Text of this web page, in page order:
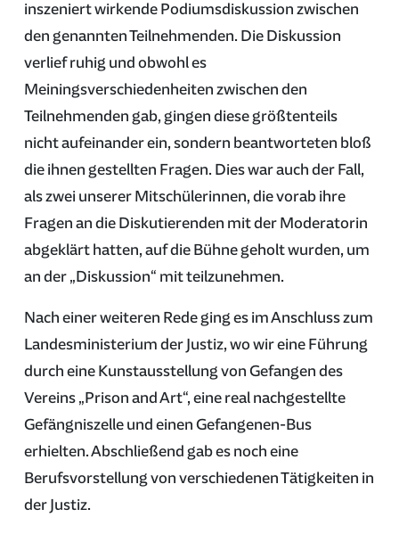
inszeniert wirkende Podiumsdiskussion zwischen
den genannten Teilnehmenden. Die Diskussion
verlief ruhig und obwohl es
Meiningsverschiedenheiten zwischen den
Teilnehmenden gab, gingen diese größtenteils
nicht aufeinander ein, sondern beantworteten bloß
die ihnen gestellten Fragen. Dies war auch der Fall,
als zwei unserer Mitschülerinnen, die vorab ihre
Fragen an die Diskutierenden mit der Moderatorin
abgeklärt hatten, auf die Bühne geholt wurden, um
an der „Diskussion“ mit teilzunehmen.
Nach einer weiteren Rede ging es im Anschluss zum
Landesministerium der Justiz, wo wir eine Führung
durch eine Kunstausstellung von Gefangen des
Vereins „Prison and Art“, eine real nachgestellte
Gefängniszelle und einen Gefangenen-Bus
erhielten. Abschließend gab es noch eine
Berufsvorstellung von verschiedenen Tätigkeiten in
der Justiz.